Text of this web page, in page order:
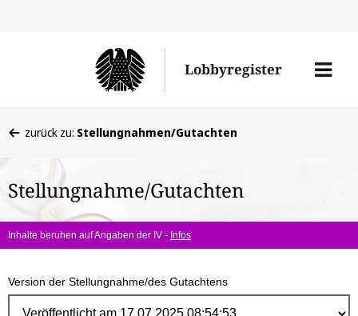
Lobbyregister
Menü
befinden
hier:
zurück zu: Stellungnahmen/Gutachten
Stellungnahme/Gutachten
Inhalte beruhen auf Angaben der IV - Infos
Version der Stellungnahme/des Gutachtens